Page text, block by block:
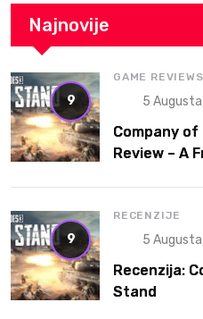
Najnovije
9
GAME REVIEWS
5
Company of
Review – A
9
RECENZIJE
5
Recenzija:
Stand